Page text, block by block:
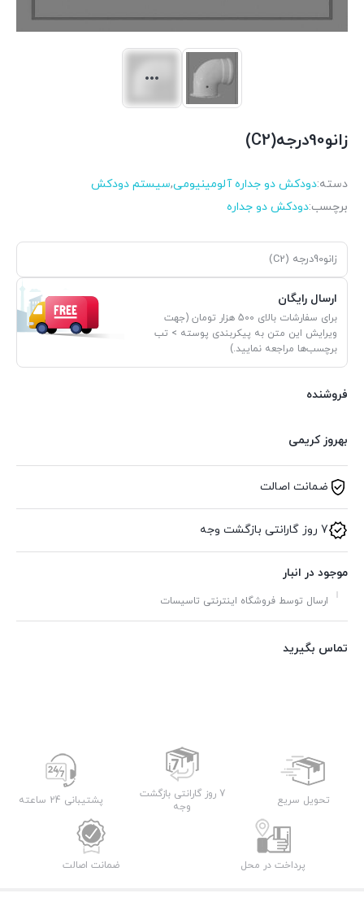
زانو90درجه(C2)
دسته:دودکش دو جداره آلومینیومی,سیستم دودکش
برچسب:دودکش دو جداره
زانو90درجه (C2)
ارسال رایگان
برای سفارشات بالای 500 هزار تومان (جهت
ویرایش این متن به پیکربندی پوسته > تب
برچسب‌ها مراجعه نمایید.)
فروشنده
بهروز کریمی
ضمانت اصالت
7 روز گارانتی بازگشت وجه
موجود در انبار
ارسال توسط فروشگاه اینترنتی تاسیسات
تماس بگیرید
تحویل سریع
7 روز گارانتی بازگشت
وجه
پشتیبانی 24 ساعته
پرداخت در محل ضمانت اصالت